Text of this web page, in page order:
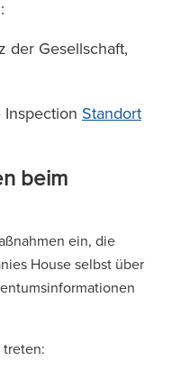
der Gesellschaft,
Standort
beim
ein, die
House selbst über
treten: